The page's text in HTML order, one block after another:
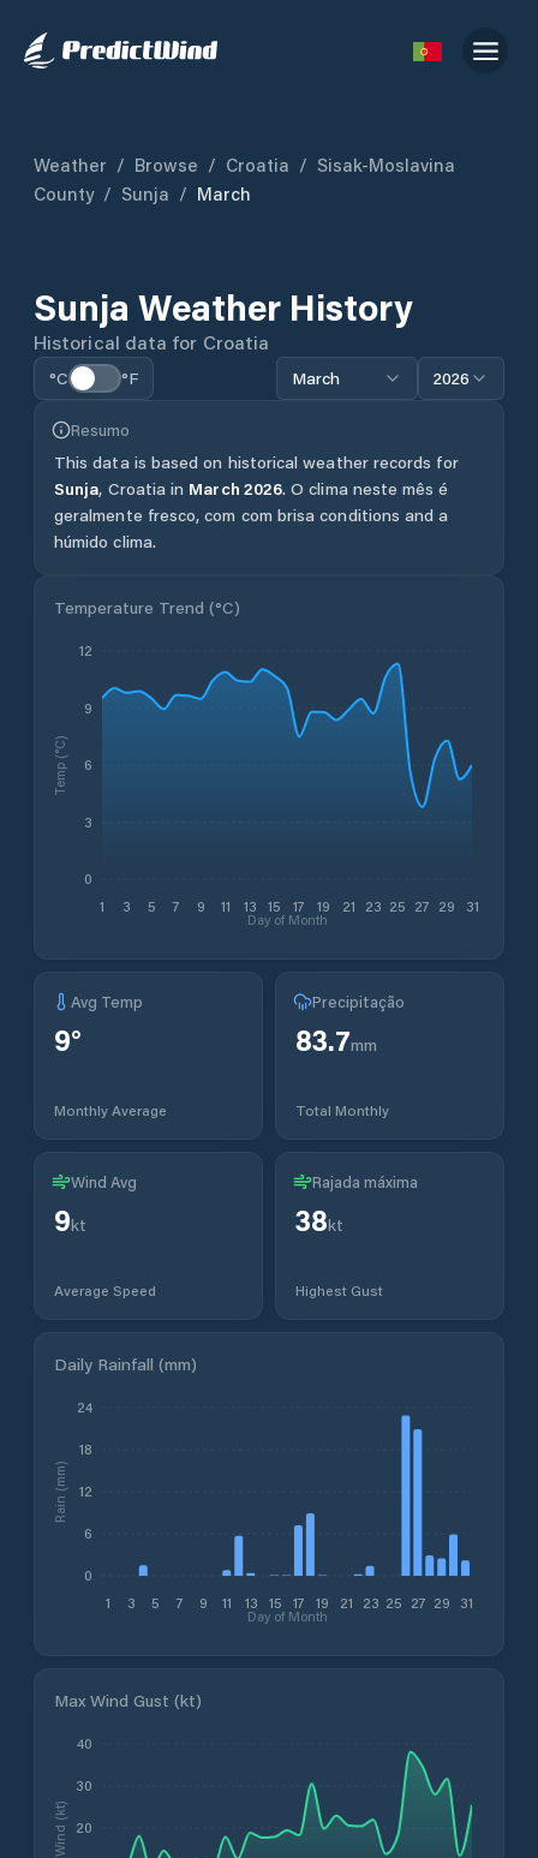
Weather / Browse / Croatia / Sisak-Moslavina
County / Sunja / March
Sunja Weather History
Historical data for Croatia
°C °F March 2026
Resumo
This data is based on historical weather records for
Sunja, Croatia in March 2026.O clima neste mês é
geralmente fresco, com com brisa conditions and a
húmido clima.
Temperature Trend (°C)
1 3 5 7 9 11 13 15 17 19 21 23 25 27 29 31
Day of Month
0
3
6
9
12
Temp (°C)
Avg Temp
9°
Monthly Average
Precipitação
83.7mm
Total Monthly
Wind Avg
9kt
Average Speed
Rajada máxima
38kt
Highest Gust
Daily Rainfall (mm)
1 3 5 7 9 11 13 15 17 19 21 23 25 27 29 31
Day of Month
0
6
12
18
24
Rain (mm)
Max Wind Gust (kt)
20
30
40
Wind (kt)